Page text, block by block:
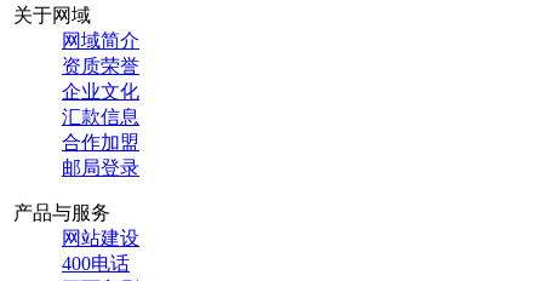
关于网域
网域简介
资质荣誉
企业文化
汇款信息
合作加盟
邮局登录
产品与服务
网站建设
400电话